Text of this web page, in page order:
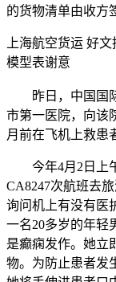
的货物清单由收方
上海航空货运 好
模型表谢意
昨日，中国国际
市第一医院，向该
月前在飞机上救患
今年4月2日上午
CA8247次航班去
询问机上有没有医
一名20多岁的年轻
是癫痫发作。她立
物。为防止患者发